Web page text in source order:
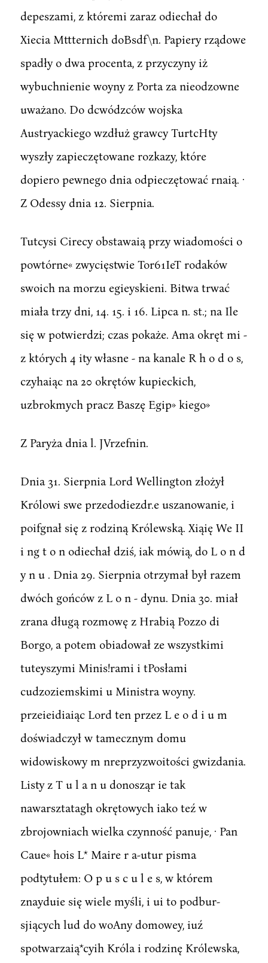
depeszami, z któremi zaraz odiechał do
Xiecia Mttternich doBsdf\n. Papiery rządowe
spadły o dwa procenta, z przyczyny iż
wybuchnienie woyny z Porta za nieodzowne
uważano. Do dcwódzców wojska
Austryackiego wzdłuż grawcy TurtcHty
wyszły zapieczętowane rozkazy, które
dopiero pewnego dnia odpieczętować rnaią. ·
Z Odessy dnia 12. Sierpnia.
Tutcysi Cirecy obstawaią przy wiadomości o
powtórne« zwycięstwie Tor61IeT rodaków
swoich na morzu egieyskieni. Bitwa trwać
miała trzy dni, 14. 15. i 16. Lipca n. st.; na Ile
się w potwierdzi; czas pokaże. Ama okręt mi -
z których 4 ity własne - na kanale R h o d o s,
czyhaiąc na 20 okrętów kupieckich,
uzbrokmych pracz Baszę Egip» kiego»
Z Paryża dnia l. JVrzefnin.
Dnia 31. Sierpnia Lord Wellington złożył
Królowi swe przedodiezdr.e uszanowanie, i
poifgnał się z rodziną Królewską. Xiąię We II
i ng t o n odiechał dziś, iak mówią, do L o n d
y n u . Dnia 29. Sierpnia otrzymał był razem
dwóch gońców z L o n - dynu. Dnia 30. miał
zrana długą rozmowę z Hrabią Pozzo di
Borgo, a potem obiadował ze wszystkimi
tuteyszymi Minis!rami i tPosłami
cudzoziemskimi u Ministra woyny.
przeieidiaiąc Lord ten przez L e o d i u m
doświadczył w tamecznym domu
widowiskowy m nreprzyzwoitości gwizdania.
Listy z T u l a n u donosząr ie tak
nawarsztatagh okrętowych iako teź w
zbrojowniach wielka czynność panuje, · Pan
Caue« hois L* Maire r a-utur pisma
podtytułem: O p u s c u l e s, w którem
znayduie się wiele myśli, i ui to podbur-
sjiących lud do woAny domowey, iuź
spotwarzaią*cyih Króla i rodzinę Królewska,